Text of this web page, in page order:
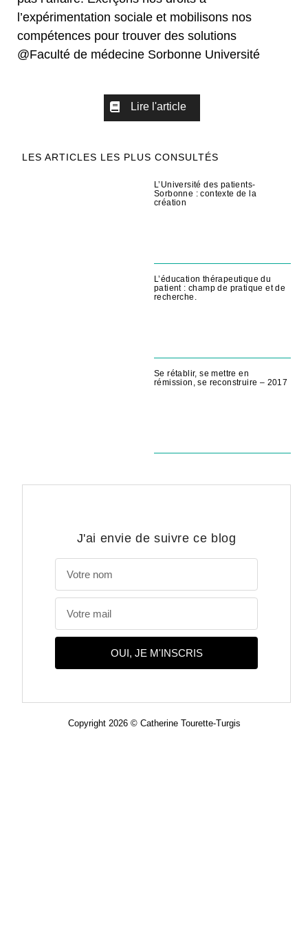
l’expérimentation sociale et mobilisons nos
compétences pour trouver des solutions
@Faculté de médecine Sorbonne Université
Lire l'article
J'ai envie de suivre ce blog
OUI, JE M'INSCRIS
LES ARTICLES LES PLUS CONSULTÉS
L’Université des patients-
Sorbonne : contexte de la
création
L’éducation thérapeutique du
patient : champ de pratique et de
recherche.
Se rétablir, se mettre en
rémission, se reconstruire – 2017
Copyright 2026 © Catherine Tourette-Turgis